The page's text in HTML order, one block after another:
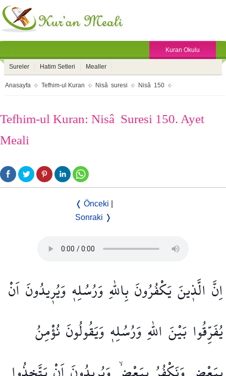
Kuran Okulu
Sureler Hatim Setleri Mealler
Anasayfa Tefhim-ul Kuran Nisâ suresi Nisâ 150
Tefhim-ul Kuran: Nisâ Suresi 150. Ayet
Meali
❬ Önceki
Sonraki ❭
اِنَّ الَّذ۪ينَيَكْفُرُونَبِاللّٰهِوَرُسُلِه۪ وَيُر۪يدُونَاَنْ
يُفَرِّقُوا بَيْنَ اللّٰهِوَرُسُلِه۪ وَيَقُولُونَنُؤْمِنُ